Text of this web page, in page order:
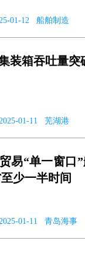
01-12 船舶制造
装箱吞吐量突
01-11 芜湖港
易“单一窗口
少一半时间
01-11 青岛海事